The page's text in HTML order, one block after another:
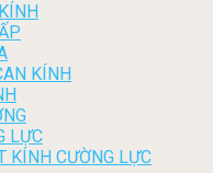
KÍNH
LỰC
KÍNH CƯỜNG LỰC